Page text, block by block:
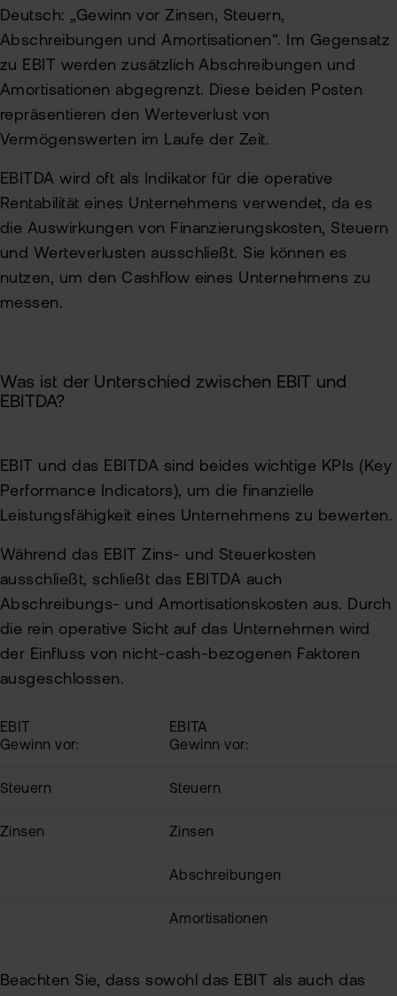
Deutsch: „Gewinn vor Zinsen, Steuern,
Abschreibungen und Amortisationen“. Im Gegensatz
zu EBIT werden zusätzlich Abschreibungen und
Amortisationen abgegrenzt. Diese beiden Posten
repräsentieren den Werteverlust von
Vermögenswerten im Laufe der Zeit.
EBITDA wird oft als Indikator für die operative
Rentabilität eines Unternehmens verwendet, da es
die Auswirkungen von Finanzierungskosten, Steuern
und Werteverlusten ausschließt. Sie können es
nutzen, um den Cashflow eines Unternehmens zu
messen.
Was ist der Unterschied zwischen EBIT und
EBITDA?
EBIT und das EBITDA sind beides wichtige KPIs (Key
Performance Indicators), um die finanzielle
Leistungsfähigkeit eines Unternehmens zu bewerten.
Während das EBIT Zins- und Steuerkosten
ausschließt, schließt das EBITDA auch
Abschreibungs- und Amortisationskosten aus. Durch
die rein operative Sicht auf das Unternehmen wird
der Einfluss von nicht-cash-bezogenen Faktoren
ausgeschlossen.
EBIT
Gewinn vor:
EBITA
Gewinn vor:
Steuern Steuern
Zinsen Zinsen
Abschreibungen
Amortisationen
Beachten Sie, dass sowohl das EBIT als auch das